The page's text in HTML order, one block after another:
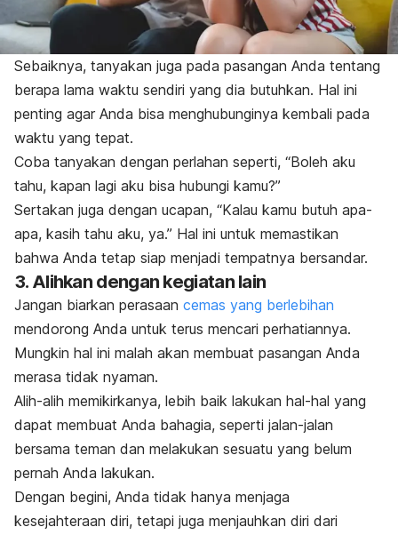
Sebaiknya, tanyakan juga pada pasangan Anda tentang
berapa lama waktu sendiri yang dia butuhkan. Hal ini
penting agar Anda bisa menghubunginya kembali pada
waktu yang tepat.
Coba tanyakan dengan perlahan seperti, “Boleh aku
tahu, kapan lagi aku bisa hubungi kamu?”
Sertakan juga dengan ucapan, “Kalau kamu butuh apa-
apa, kasih tahu aku, ya.” Hal ini untuk memastikan
bahwa Anda tetap siap menjadi tempatnya bersandar.
3. Alihkan dengan kegiatan lain
Jangan biarkan perasaan cemas yang berlebihan
mendorong Anda untuk terus mencari perhatiannya.
Mungkin hal ini malah akan membuat pasangan Anda
merasa tidak nyaman.
Alih-alih memikirkanya, lebih baik lakukan hal-hal yang
dapat membuat Anda bahagia, seperti jalan-jalan
bersama teman dan melakukan sesuatu yang belum
pernah Anda lakukan.
Dengan begini, Anda tidak hanya menjaga
kesejahteraan diri, tetapi juga menjauhkan diri dari